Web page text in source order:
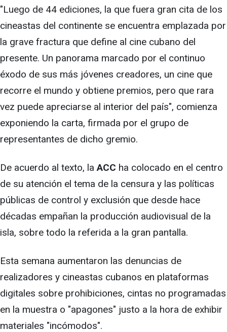
"Luego de 44 ediciones, la que fuera gran cita de los
cineastas del continente se encuentra emplazada por
la grave fractura que define al cine cubano del
presente. Un panorama marcado por el continuo
éxodo de sus más jóvenes creadores, un cine que
recorre el mundo y obtiene premios, pero que rara
vez puede apreciarse al interior del país", comienza
exponiendo la carta, firmada por el grupo de
representantes de dicho gremio.
De acuerdo al texto, laACC ha colocado en el centro
de su atención el tema de la censura y las políticas
públicas de control y exclusión que desde hace
décadas empañan la producción audiovisual de la
isla, sobre todo la referida a la gran pantalla.
Esta semana aumentaron las denuncias de
realizadores y cineastas cubanos en plataformas
digitales sobre prohibiciones, cintas no programadas
en la muestra o "apagones" justo a la hora de exhibir
materiales "incómodos".